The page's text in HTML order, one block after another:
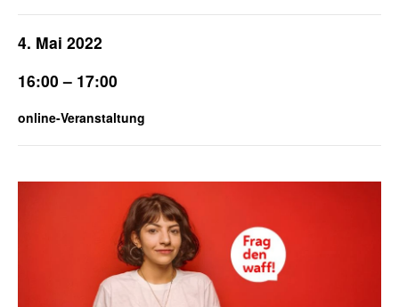
4. Mai 2022
16:00 – 17:00
online-Veranstaltung